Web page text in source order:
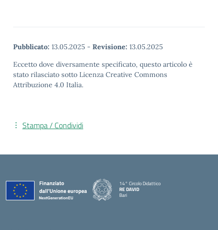
Pubblicato: 13.05.2025 - Revisione: 13.05.2025
Eccetto dove diversamente specificato, questo articolo è
stato rilasciato sotto Licenza Creative Commons
Attribuzione 4.0 Italia.
Stampa / Condividi
14° Circolo Didattico
RE DAVID
Bari